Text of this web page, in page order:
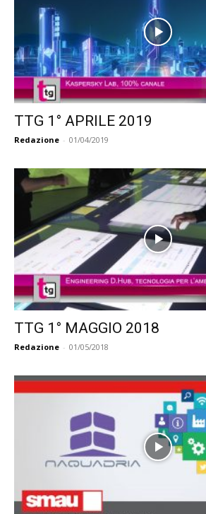
TTG 1° APRILE 2019
Redazione - 01/04/2019
TTG 1° MAGGIO 2018
Redazione - 01/05/2018